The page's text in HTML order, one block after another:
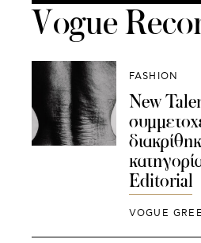
Vogue
FASHION
New
Editorial
VOGUE